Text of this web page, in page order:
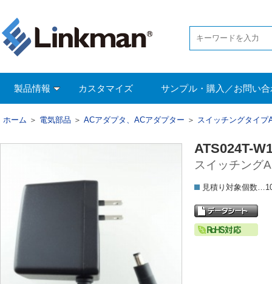
製品情報 カスタマイズ サンプル・購入／お問い
ホーム ＞ 電気部品 ＞ ACアダプタ、ACアダプター ＞ スイッチングタイプ
ATS024T-
スイッチング
見積り対象個数